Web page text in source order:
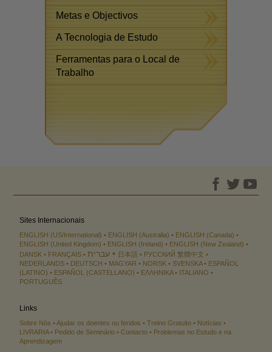
Metas e Objectivos
A Tecnologia de Estudo
Ferramentas para o Local de
Trabalho
Sites Internacionais
ENGLISH (US/International) ENGLISH (Australia)
ENGLISH (Canada)
ENGLISH (United Kingdom)
ENGLISH (Ireland)
ENGLISH (New Zealand)
DANSK
FRANÇAIS עברית 日本語 РУССКИЙ 繁體中文
NEDERLANDS
DEUTSCH MAGYAR NORSK SVENSKA
ESPAÑOL
(LATINO)
ESPAÑOL (CASTELLANO) ΕΛΛΗΝΙΚA
ITALIANO
PORTUGUÊS
Links
Sobre Nós Ajudar os doentes ou feridos Treino Gratuito
Notícias
LIVRARIA
Pedido de Seminário Contacto
Problemas no Estudo e na
Aprendizagem